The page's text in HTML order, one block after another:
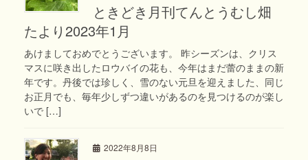
ときどき月刊てんとうむし畑
たより2023年1月
あけましておめでとうございます。 昨シーズンは、クリス
マスに咲き出したロウバイの花も、今年はまだ蕾のままの新
年です。丹後では珍しく、雪のない元旦を迎えました、同じ
お正月でも、毎年少しずつ違いがあるのを見つけるのが楽し
いで […]
2022年8月8日